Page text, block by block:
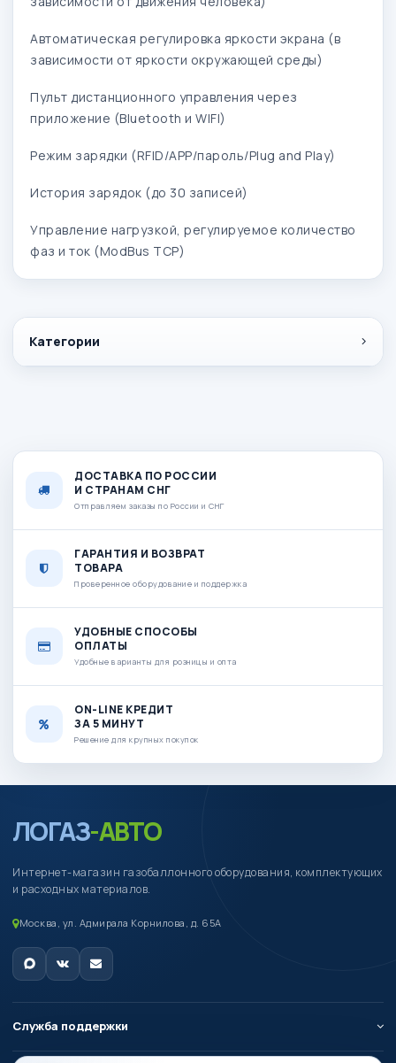
Категории
Автоматическая регулировка яркости экрана (в
зависимости от яркости окружающей среды)
Пульт дистанционного управления через
приложение (Bluetooth и WIFI)
Режим зарядки (RFID/APP/пароль/Plug and Play)
История зарядок (до 30 записей)
Управление нагрузкой, регулируемое количество
фаз и ток (ModBus TCP)
ДОСТАВКА ПО РОССИИ
И СТРАНАМ СНГ
Отправляем заказы по России и СНГ
ГАРАНТИЯ И ВОЗВРАТ
ТОВАРА
Проверенное оборудование и поддержка
УДОБНЫЕ СПОСОБЫ
ОПЛАТЫ
Удобные варианты для розницы и опта
ON-LINE КРЕДИТ
ЗА 5 МИНУТ
Решение для крупных покупок
ЛОГАЗ-АВТО
Интернет-магазин газобаллонного оборудования, комплектующих
и расходных материалов.
Москва, ул. Адмирала Корнилова, д. 65А
Служба поддержки